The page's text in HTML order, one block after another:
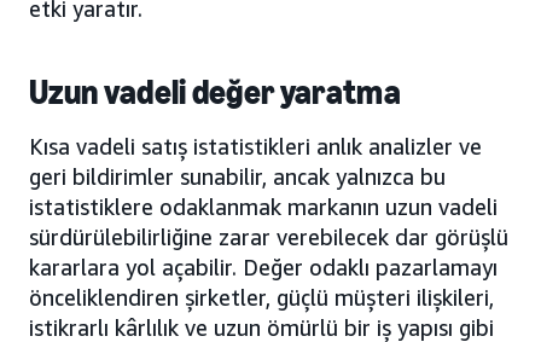
etki yaratır.
Uzun vadeli değer yaratma
Kısa vadeli satış istatistikleri anlık analizler ve
geri bildirimler sunabilir, ancak yalnızca bu
istatistiklere odaklanmak markanın uzun vadeli
sürdürülebilirliğine zarar verebilecek dar görüşlü
kararlara yol açabilir. Değer odaklı pazarlamayı
önceliklendiren şirketler, güçlü müşteri ilişkileri,
istikrarlı kârlılık ve uzun ömürlü bir iş yapısı gibi